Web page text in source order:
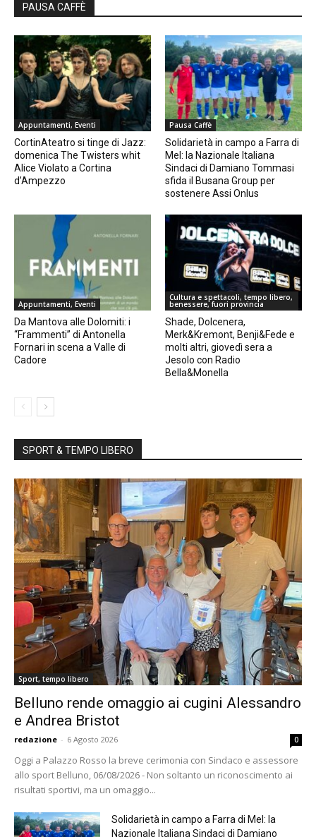
PAUSA CAFFÈ
Appuntamenti, Eventi
CortinAteatro si tinge di Jazz:
domenica The Twisters whit
Alice Violato a Cortina
d’Ampezzo
Pausa Caffè
Solidarietà in campo a Farra di
Mel: la Nazionale Italiana
Sindaci di Damiano Tommasi
sfida il Busana Group per
sostenere Assi Onlus
Appuntamenti, Eventi
Da Mantova alle Dolomiti: i
“Frammenti” di Antonella
Fornari in scena a Valle di
Cadore
Cultura e spettacoli, tempo libero,
benessere, fuori provincia
Shade, Dolcenera,
Merk&Kremont, Benji&Fede e
molti altri, giovedì sera a
Jesolo con Radio
Bella&Monella
SPORT & TEMPO LIBERO
Sport, tempo libero
Belluno rende omaggio ai cugini Alessandro
e Andrea Bristot
redazione - 6 Agosto 2026 0
Oggi a Palazzo Rosso la breve cerimonia con Sindaco e assessore
allo sport Belluno, 06/08/2026 - Non soltanto un riconoscimento ai
risultati sportivi, ma un omaggio...
Solidarietà in campo a Farra di Mel: la
Nazionale Italiana Sindaci di Damiano